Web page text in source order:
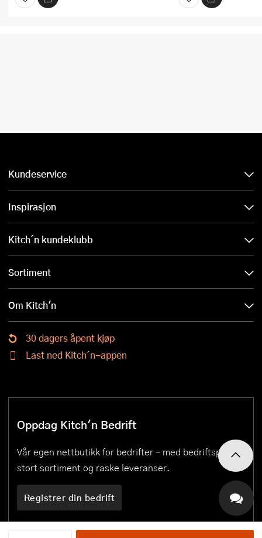
Kundeservice
Inspirasjon
Kitch´n kundeklubb
Sortiment
Om Kitch'n
30 dagers åpent kjøp
Last ned Kitch´n-appen
Oppdag Kitch'n Bedrift
Vår egen nettbutikk for bedrifter – med bedriftspriser,
stort sortiment og raske leveranser.
Registrer din bedrift